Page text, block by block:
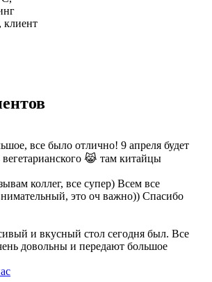
все было отлично! 9 апреля будет
вегетарианского 😹 там китайцы
коллег, все супер) Всем все
это оч важно)) Спасибо
и вкусный стол сегодня был. Все
довольны и передают большое